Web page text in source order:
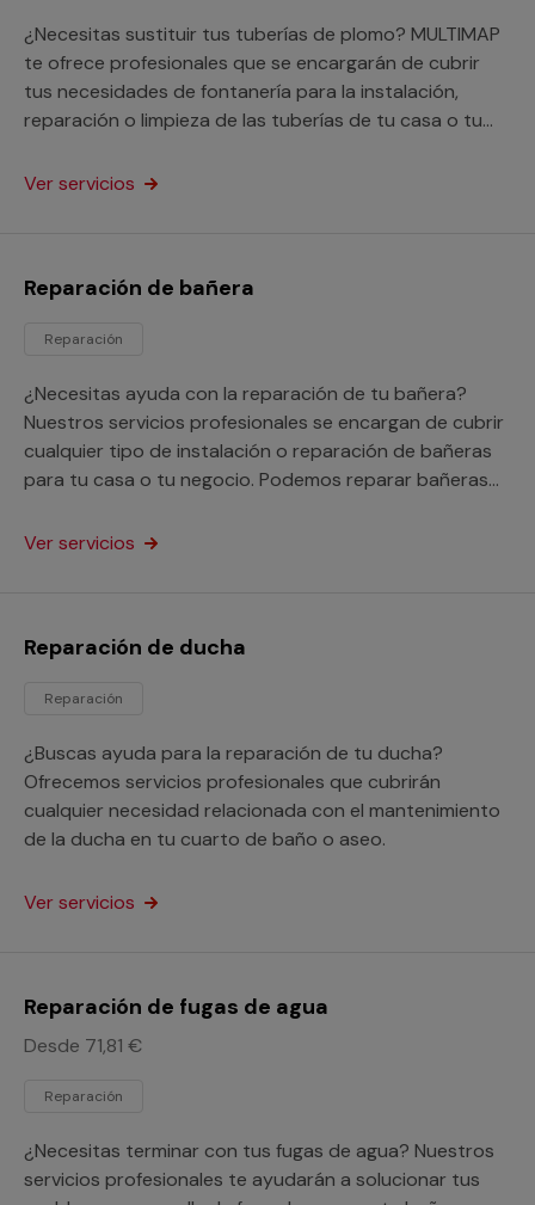
¿Necesitas sustituir tus tuberías de plomo? MULTIMAP
te ofrece profesionales que se encargarán de cubrir
tus necesidades de fontanería para la instalación,
reparación o limpieza de las tuberías de tu casa o tu
Ver servicios
Reparación de bañera
Reparación
¿Necesitas ayuda con la reparación de tu bañera?
Nuestros servicios profesionales se encargan de cubrir
cualquier tipo de instalación o reparación de bañeras
para tu casa o tu negocio. Podemos reparar bañeras
los agujeros y fugas que tenga.
Ver servicios
Reparación de ducha
Reparación
¿Buscas ayuda para la reparación de tu ducha?
Ofrecemos servicios profesionales que cubrirán
cualquier necesidad relacionada con el mantenimiento
de la ducha en tu cuarto de baño o aseo.
Ver servicios
Reparación de fugas de agua
Desde 71,81 €
Reparación
¿Necesitas terminar con tus fugas de agua? Nuestros
servicios profesionales te ayudarán a solucionar tus